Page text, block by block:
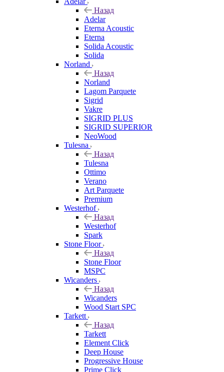
Назад
Adelar
Eterna Acoustic
Eterna
Solida Acoustic
Solida
Norland
Назад
Norland
Lagom Parquete
Sigrid
Vakre
SIGRID PLUS
SIGRID SUPERIOR
NeoWood
Tulesna
Назад
Tulesna
Ottimo
Verano
Art Parquete
Premium
Westerhof
Назад
Westerhof
Spark
Stone Floor
Назад
Stone Floor
MSPC
Wicanders
Назад
Wicanders
Wood Start SPC
Tarkett
Назад
Tarkett
Element Click
Deep House
Progressive House
Prime Click